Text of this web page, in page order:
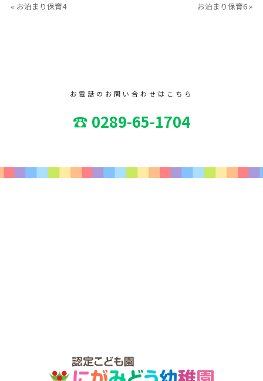
« お泊まり保育4 お泊まり保育6 »
お電話のお問い合わせはこちら
☎ 0289-65-1704